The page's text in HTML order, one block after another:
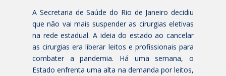
A Secretaria de Saúde do Rio de Janeiro decidiu
que não vai mais suspender as cirurgias eletivas
na rede estadual. A ideia do estado ao cancelar
as cirurgias era liberar leitos e profissionais para
combater a pandemia. Há uma semana, o
Estado enfrenta uma alta na demanda por leitos,